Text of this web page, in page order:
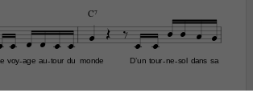
voy age
- au tour
- du monde D’un tour ne
- sol
- dans sa
C7
F‹
             